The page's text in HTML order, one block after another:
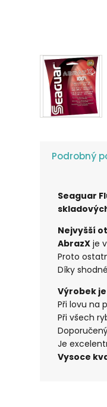
Podrobný
Seaguar
Nejvyšší
AbrazX je
Proto
Díky
Výrobek
Při lovu na
Při všech
Je
Vysoce